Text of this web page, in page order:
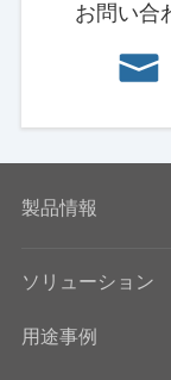
お問い合
製品情報
ソリューション
用途事例